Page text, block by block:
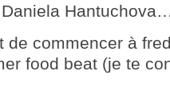
commencer à
food beat (je te